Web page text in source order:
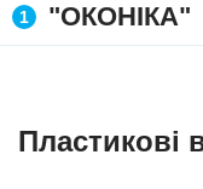
1 "ОКОНІКА"
Пластикові